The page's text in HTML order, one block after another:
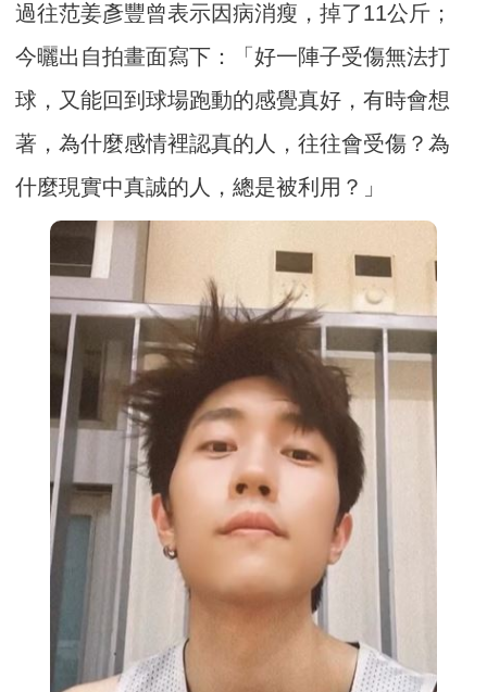
過往范姜彥豐曾表示因病消瘦，掉了11公斤；
今曬出自拍畫面寫下：「好一陣子受傷無法打
球，又能回到球場跑動的感覺真好，有時會想
著，為什麼感情裡認真的人，往往會受傷？為
什麼現實中真誠的人，總是被利用？」